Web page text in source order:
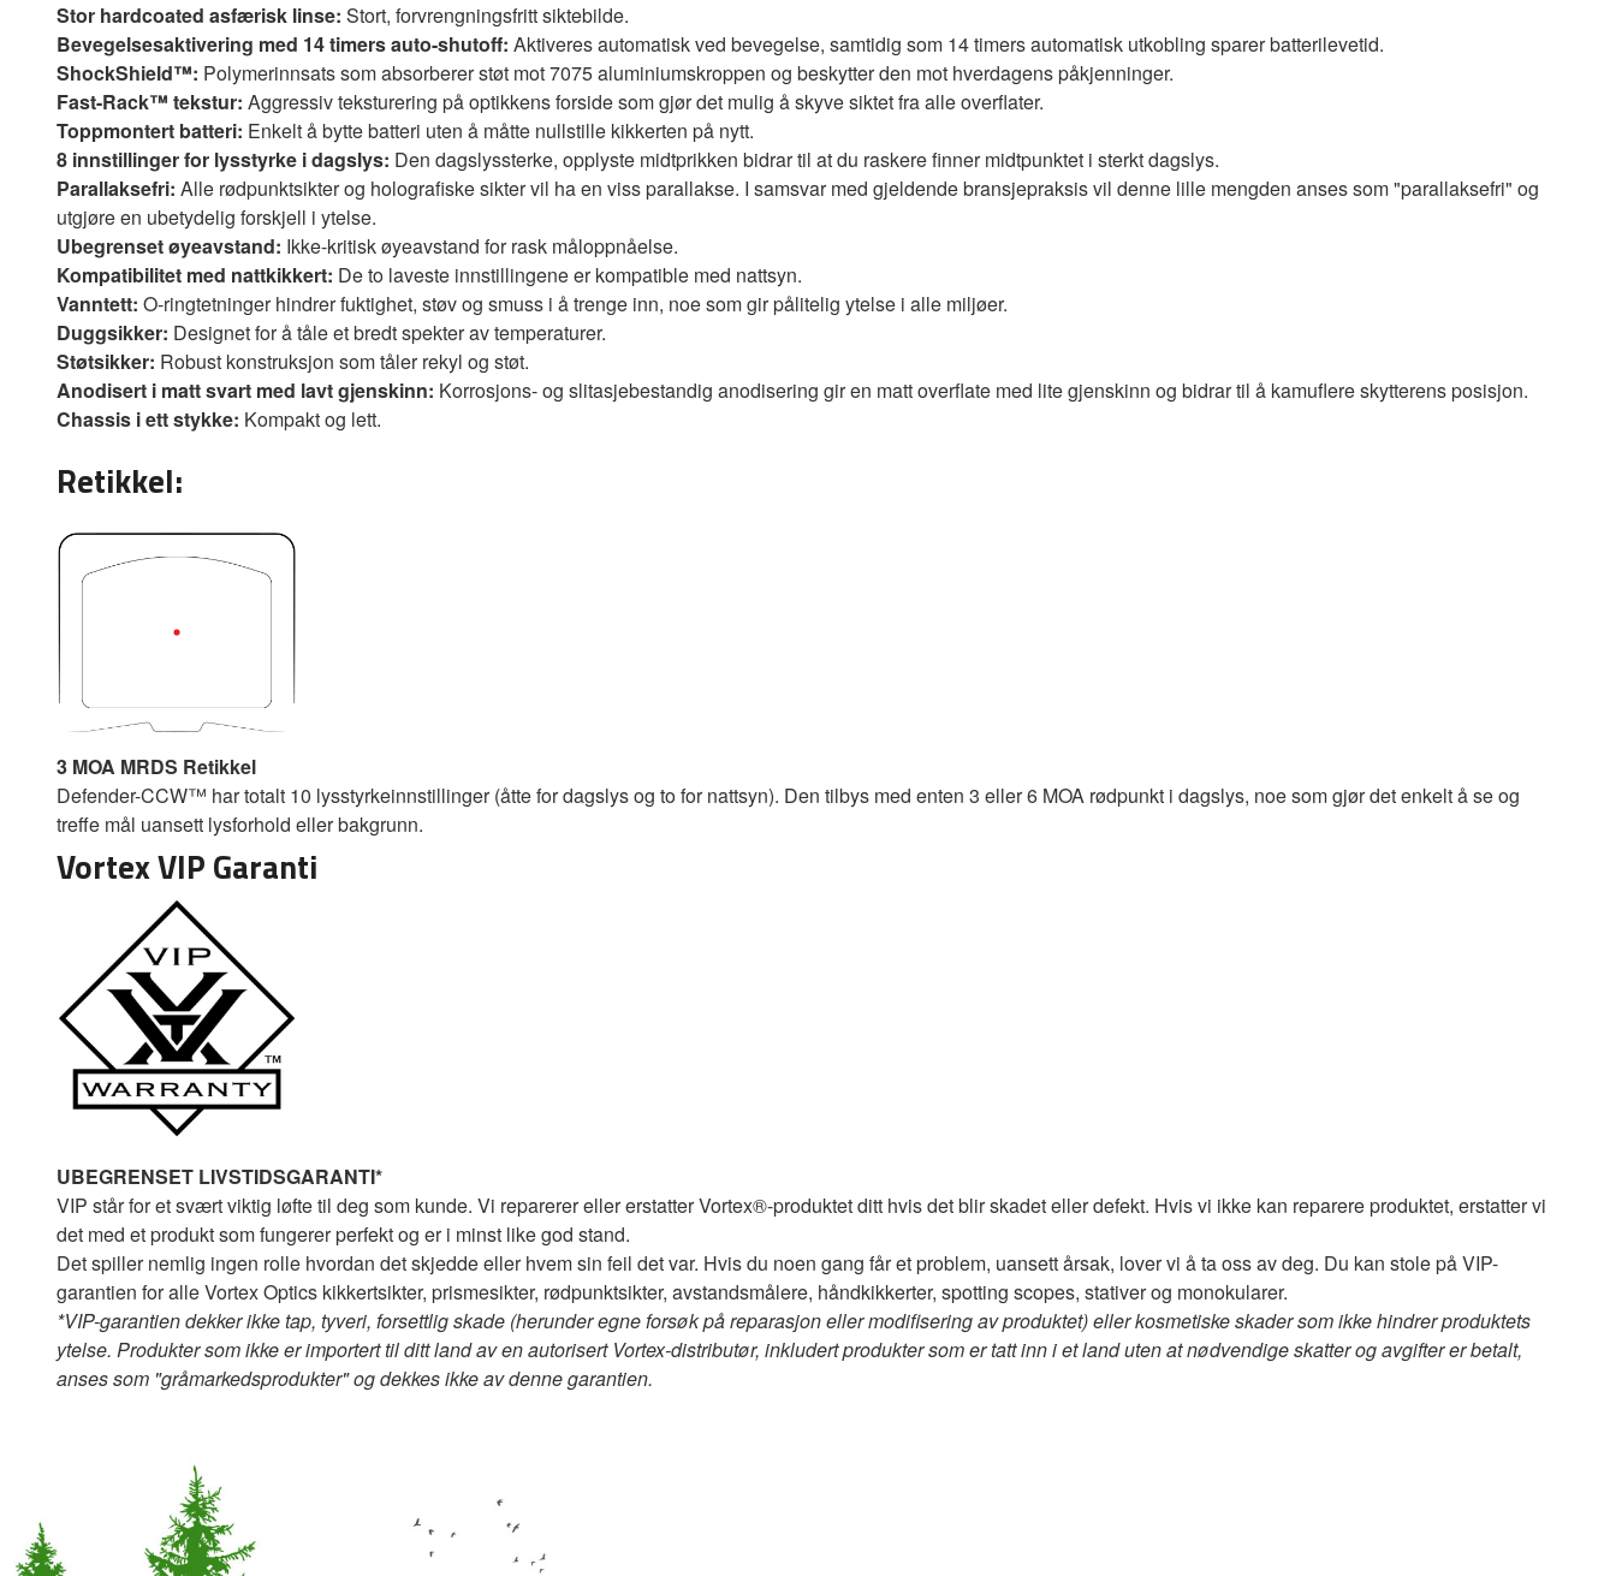
Stor hardcoated asfærisk linse: Stort, forvrengningsfritt siktebilde.
Bevegelsesaktivering med 14 timers auto-shutoff: Aktiveres automatisk ved bevegelse, samtidig som 14 timers automatisk utkobling sparer batterilevetid.
ShockShield™: Polymerinnsats som absorberer støt mot 7075 aluminiumskroppen og beskytter den mot hverdagens påkjenninger.
Fast-Rack™ tekstur: Aggressiv teksturering på optikkens forside som gjør det mulig å skyve siktet fra alle overflater.
Toppmontert batteri: Enkelt å bytte batteri uten å måtte nullstille kikkerten på nytt.
8 innstillinger for lysstyrke i dagslys: Den dagslyssterke, opplyste midtprikken bidrar til at du raskere finner midtpunktet i sterkt dagslys.
Parallaksefri: Alle rødpunktsikter og holografiske sikter vil ha en viss parallakse. I samsvar med gjeldende bransjepraksis vil denne lille mengden anses som "parallaksefri" og
utgjøre en ubetydelig forskjell i ytelse.
Ubegrenset øyeavstand: Ikke-kritisk øyeavstand for rask måloppnåelse.
Kompatibilitet med nattkikkert: De to laveste innstillingene er kompatible med nattsyn.
Vanntett: O-ringtetninger hindrer fuktighet, støv og smuss i å trenge inn, noe som gir pålitelig ytelse i alle miljøer.
Duggsikker: Designet for å tåle et bredt spekter av temperaturer.
Støtsikker: Robust konstruksjon som tåler rekyl og støt.
Anodisert i matt svart med lavt gjenskinn: Korrosjons- og slitasjebestandig anodisering gir en matt overflate med lite gjenskinn og bidrar til å kamuflere skytterens posisjon.
Chassis i ett stykke: Kompakt og lett.
Retikkel:
3 MOA MRDS Retikkel
Defender-CCW™ har totalt 10 lysstyrkeinnstillinger (åtte for dagslys og to for nattsyn). Den tilbys med enten 3 eller 6 MOA rødpunkt i dagslys, noe som gjør det enkelt å se og
treffe mål uansett lysforhold eller bakgrunn.
Vortex VIP Garanti
UBEGRENSET LIVSTIDSGARANTI*
VIP står for et svært viktig løfte til deg som kunde. Vi reparerer eller erstatter Vortex®-produktet ditt hvis det blir skadet eller defekt. Hvis vi ikke kan reparere produktet, erstatter vi
det med et produkt som fungerer perfekt og er i minst like god stand.
Det spiller nemlig ingen rolle hvordan det skjedde eller hvem sin feil det var. Hvis du noen gang får et problem, uansett årsak, lover vi å ta oss av deg. Du kan stole på VIP-
garantien for alle Vortex Optics kikkertsikter, prismesikter, rødpunktsikter, avstandsmålere, håndkikkerter, spotting scopes, stativer og monokularer.
*VIP-garantien dekker ikke tap, tyveri, forsettlig skade (herunder egne forsøk på reparasjon eller modifisering av produktet) eller kosmetiske skader som ikke hindrer produktets
ytelse. Produkter som ikke er importert til ditt land av en autorisert Vortex-distributør, inkludert produkter som er tatt inn i et land uten at nødvendige skatter og avgifter er betalt,
anses som "gråmarkedsprodukter" og dekkes ikke av denne garantien.